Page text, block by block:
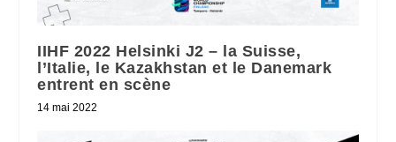
IIHF 2022 Helsinki J2 – la Suisse,
l’Italie, le Kazakhstan et le Danemark
entrent en scène
14 mai 2022